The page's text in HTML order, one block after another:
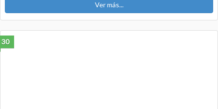
Ver más...
30